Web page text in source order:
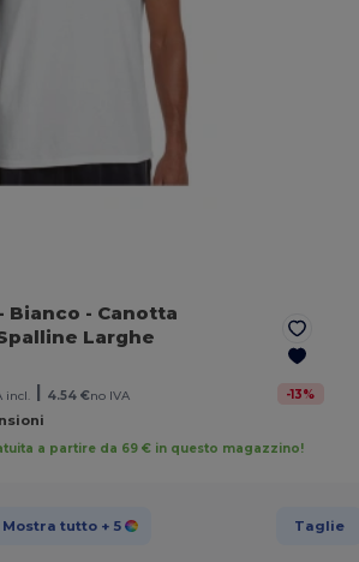
- Bianco - Canotta
Larghe
incl. | 4.54 €no IVA -13%
a partire da 69 € in questo magazzino!
Mostra tutto + 5 Taglie